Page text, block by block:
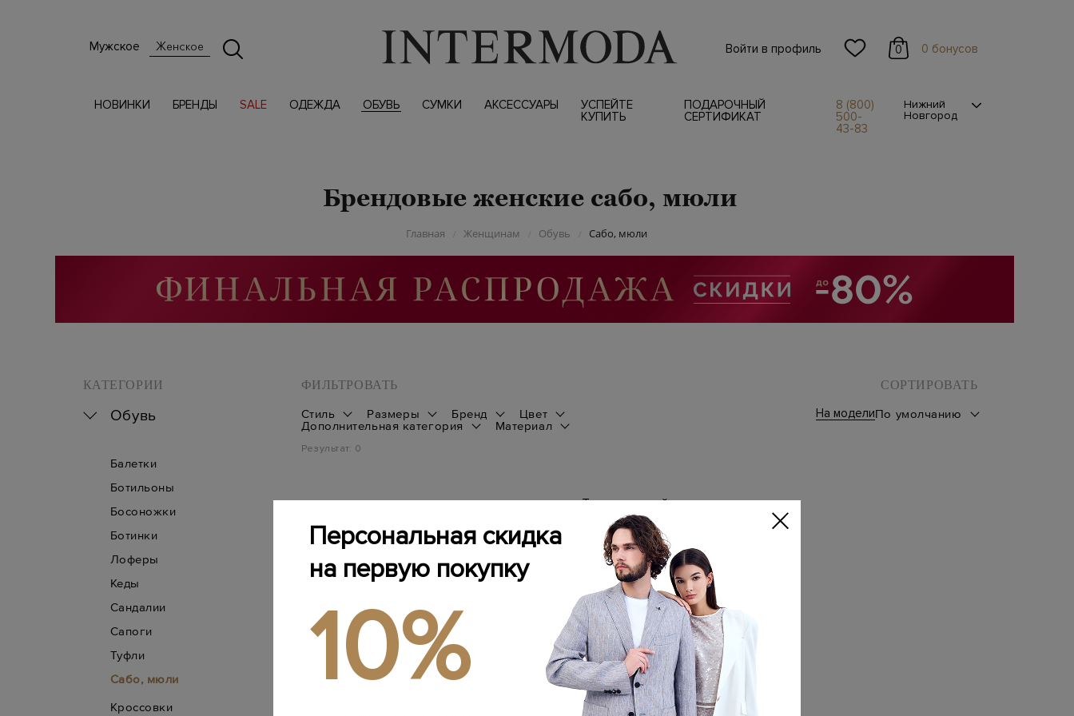
Мужское Женское Войти в профиль 0 0 бонусов
НОВИНКИ БРЕНДЫ SALE ОДЕЖДА ОБУВЬ СУМКИ АКСЕССУАРЫ
УСПЕЙТЕ
КУПИТЬ
ПОДАРОЧНЫЙ
СЕРТИФИКАТ
8 (800)
500-
43-83
Нижний
Новгород
Брендовые женские сабо, мюли
Главная / Женщинам / Обувь / Сабо, мюли
КАТЕГОРИИ
Обувь
Балетки
Ботильоны
Босоножки
Ботинки
Лоферы
Кеды
Сандалии
Сапоги
Туфли
Сабо, мюли
Кроссовки
ФИЛЬТРОВАТЬ
Стиль Размеры Бренд
Цвет
Дополнительная категория
Материал
На модели
СОРТИРОВАТЬ
По умолчанию
Результат: 0
Товаров не найдено
Персональная скидка
на первую покупку
10%